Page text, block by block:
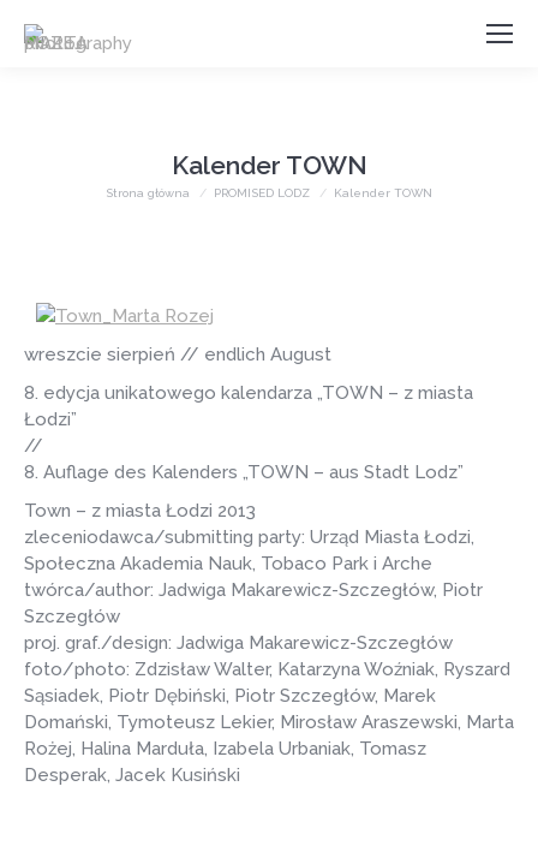
Kalender TOWN
Jesteś tutaj:
Strona główna PROMISED LODZ Kalender TOWN
wreszcie sierpień // endlich August
8. edycja unikatowego kalendarza „TOWN – z miasta
Łodzi”
//
8. Auflage des Kalenders „TOWN – aus Stadt Lodz”
Town – z miasta Łodzi 2013
zleceniodawca/submitting party: Urząd Miasta Łodzi,
Społeczna Akademia Nauk, Tobaco Park i Arche
twórca/author: Jadwiga Makarewicz-Szczegłów, Piotr
Szczegłów
proj. graf./design: Jadwiga Makarewicz-Szczegłów
foto/photo: Zdzisław Walter, Katarzyna Woźniak, Ryszard
Sąsiadek, Piotr Dębiński, Piotr Szczegłów, Marek
Domański, Tymoteusz Lekier, Mirosław Araszewski, Marta
Rożej, Halina Marduła, Izabela Urbaniak, Tomasz
Desperak, Jacek Kusiński